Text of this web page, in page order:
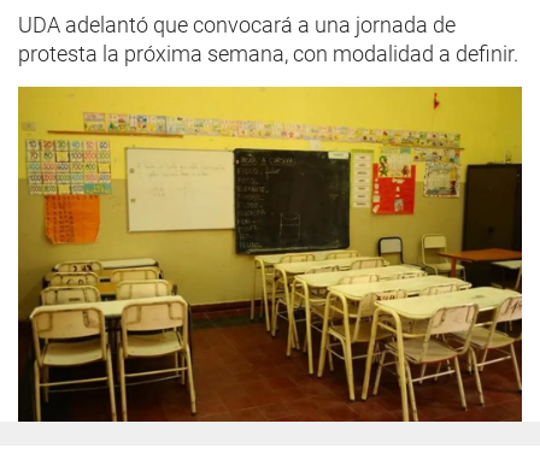
UDA adelantó que convocará a una jornada de
protesta la próxima semana, con modalidad a definir.